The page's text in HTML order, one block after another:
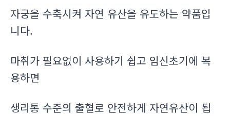
자궁을 수축시켜 자연 유산을 유도하는 약품입
니다.
마취가 필요없이 사용하기 쉽고 임신초기에 복
용하면
생리통 수준의 출혈로 안전하게 자연유산이 됩